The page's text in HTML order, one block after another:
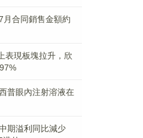
月合同銷售金額約
表現板塊拉升，欣
普眼內注射溶液在
期溢利同比減少